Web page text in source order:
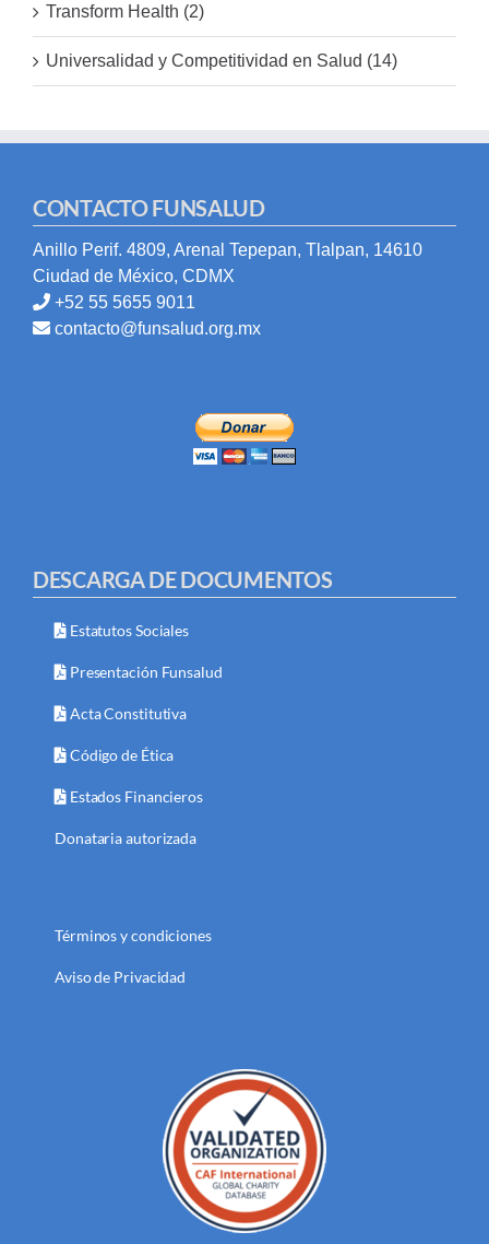
Transform Health (2)
Universalidad y Competitividad en Salud (14)
CONTACTO FUNSALUD
Anillo Perif. 4809, Arenal Tepepan, Tlalpan, 14610
Ciudad de México, CDMX
+52 55 5655 9011
contacto@funsalud.org.mx
DESCARGA DE DOCUMENTOS
Estatutos Sociales
Presentación Funsalud
Acta Constitutiva
Código de Ética
Estados Financieros
Donataria autorizada
Términos y condiciones
Aviso de Privacidad